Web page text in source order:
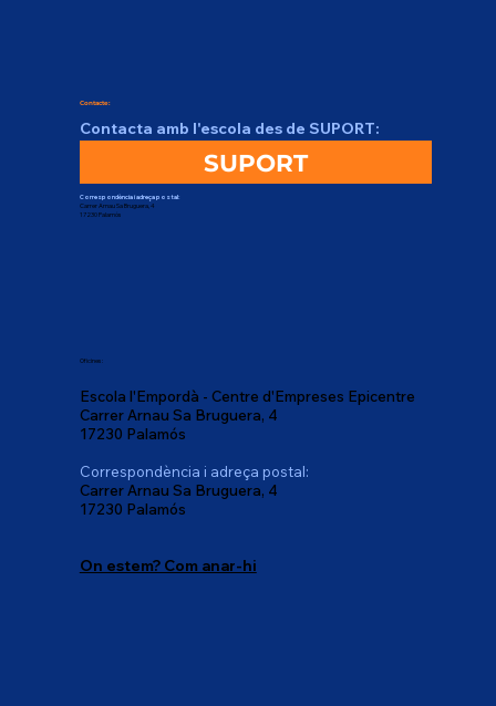
Contacte:
Contacta amb l'escola des de SUPORT:
SUPORT
Correspondència i adreça postal:
Carrer Arnau Sa Bruguera, 4
17230 Palamós
Oficines:
Escola l'Empordà - Centre d'Empreses Epicentre
Carrer Arnau Sa Bruguera, 4
17230 Palamós
Correspondència i adreça postal:
Carrer Arnau Sa Bruguera, 4
17230 Palamós
On estem? Com anar-hi